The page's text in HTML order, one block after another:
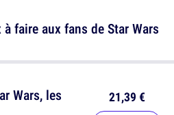
Wars, les
21,39 €
faire aux fans de Star Wars